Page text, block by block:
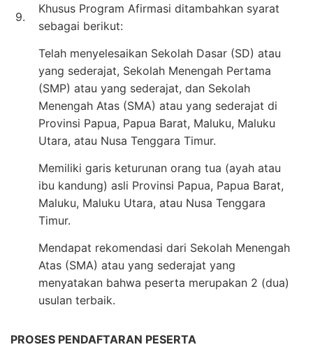
9.
Khusus Program Afirmasi ditambahkan syarat
sebagai berikut:
Telah menyelesaikan Sekolah Dasar (SD) atau
yang sederajat, Sekolah Menengah Pertama
(SMP) atau yang sederajat, dan Sekolah
Menengah Atas (SMA) atau yang sederajat di
Provinsi Papua, Papua Barat, Maluku, Maluku
Utara, atau Nusa Tenggara Timur.
Memiliki garis keturunan orang tua (ayah atau
ibu kandung) asli Provinsi Papua, Papua Barat,
Maluku, Maluku Utara, atau Nusa Tenggara
Timur.
Mendapat rekomendasi dari Sekolah Menengah
Atas (SMA) atau yang sederajat yang
menyatakan bahwa peserta merupakan 2 (dua)
usulan terbaik.
PROSES PENDAFTARAN PESERTA